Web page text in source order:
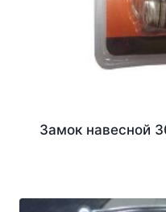
Замок навесной